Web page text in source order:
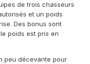
de trois chasseurs
et un poids
Des bonus sont
poids est pris en
peu décevante pour